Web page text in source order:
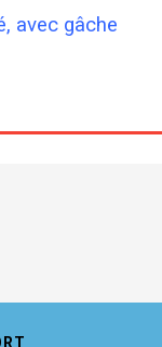
avec gâche